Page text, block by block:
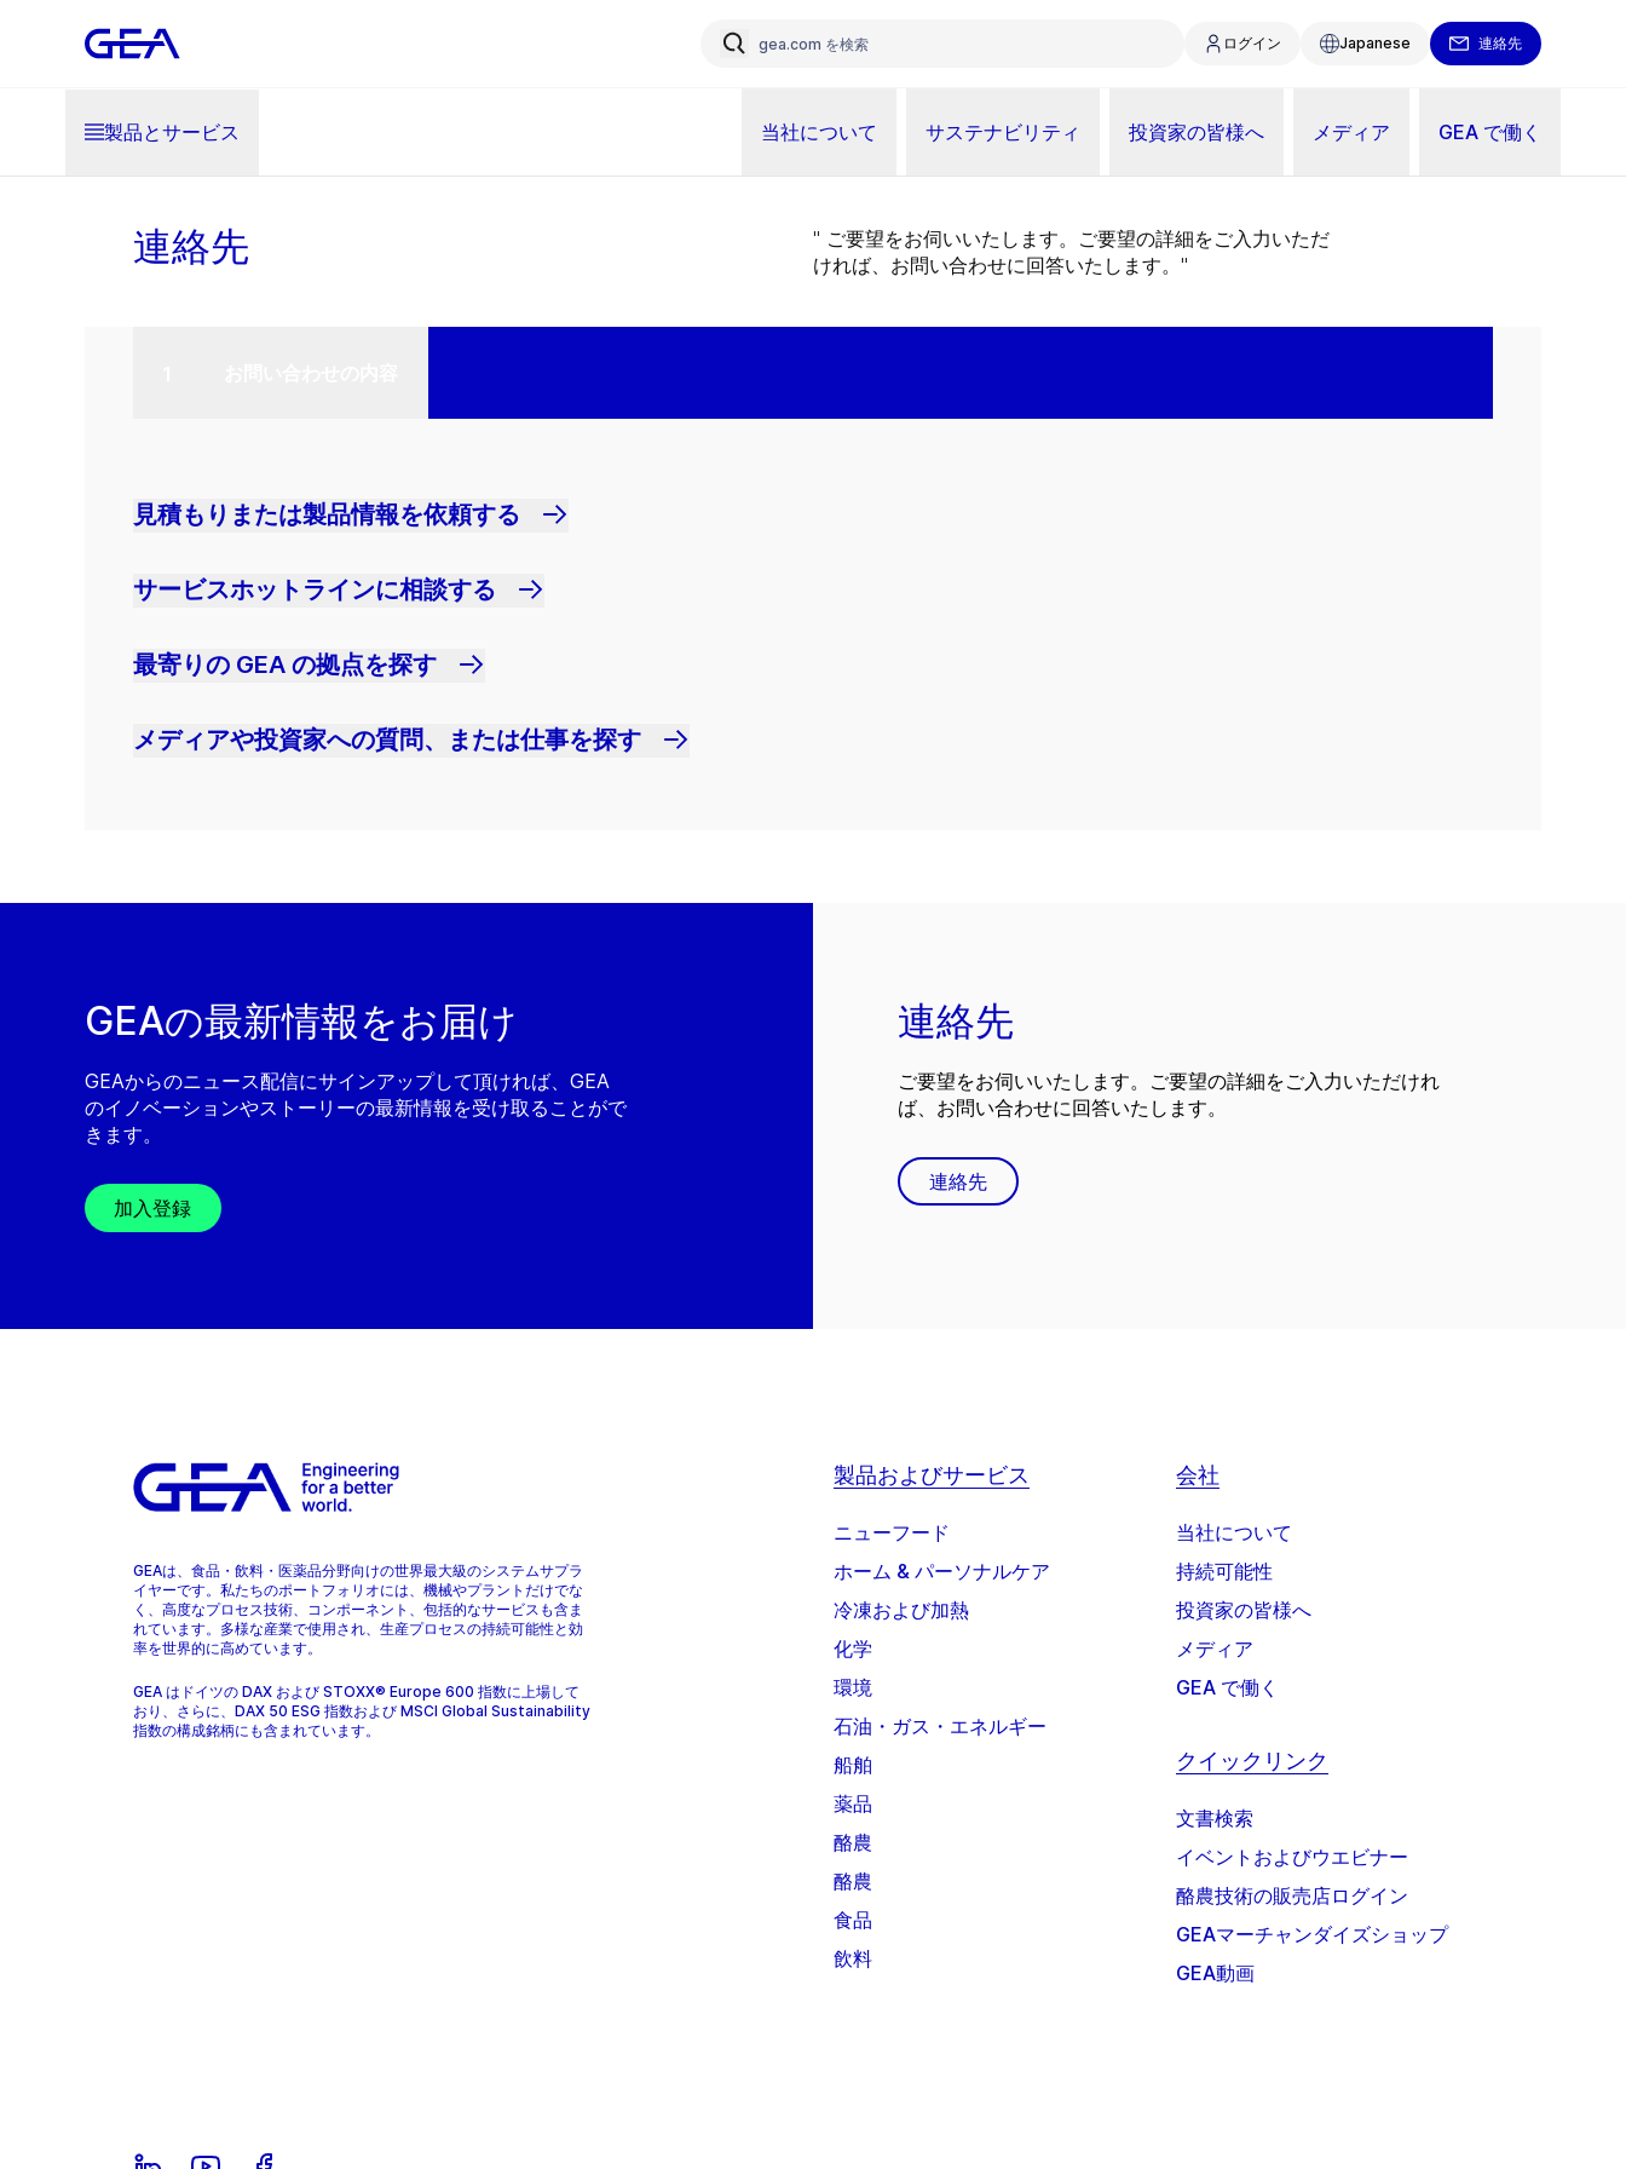
ログイン Japanese 連絡先
製品とサービス 当社について サステナビリティ 投資家の皆様へ メディア GEA で働く
連絡先
" ご要望をお伺いいたします。ご要望の詳細をご入力いただ
ければ、お問い合わせに回答いたします。"
見積もりまたは製品情報を依頼する
サービスホットラインに相談する
最寄りの GEA の拠点を探す
メディアや投資家への質問、または仕事を探す
GEAの最新情報をお届け
GEAからのニュース配信にサインアップして頂ければ、GEA
のイノベーションやストーリーの最新情報を受け取ることがで
きます。
加入登録
連絡先
ご要望をお伺いいたします。ご要望の詳細をご入力いただけれ
ば、お問い合わせに回答いたします。
連絡先
GEAは、食品・飲料・医薬品分野向けの世界最大級のシステムサプラ
イヤーです。私たちのポートフォリオには、機械やプラントだけでな
く、高度なプロセス技術、コンポーネント、包括的なサービスも含ま
れています。多様な産業で使用され、生産プロセスの持続可能性と効
率を世界的に高めています。
GEA はドイツの DAX および STOXX® Europe 600 指数に上場して
おり、さらに、DAX 50 ESG 指数および MSCI Global Sustainability
指数の構成銘柄にも含まれています。
製品およびサービス
ニューフード
ホーム & パーソナルケア
冷凍および加熱
化学
環境
石油・ガス・エネルギー
船舶
薬品
酪農
酪農
食品
飲料
会社
当社について
持続可能性
投資家の皆様へ
メディア
GEA で働く
クイックリンク
文書検索
イベントおよびウエビナー
酪農技術の販売店ログイン
GEAマーチャンダイズショップ
GEA動画